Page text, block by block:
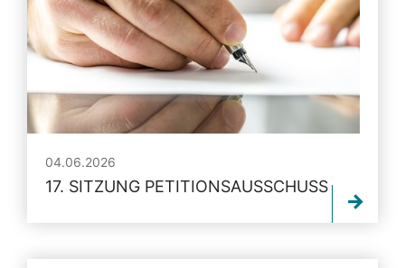
04.06.2026
17. SITZUNG PETITIONSAUSSCHUSS